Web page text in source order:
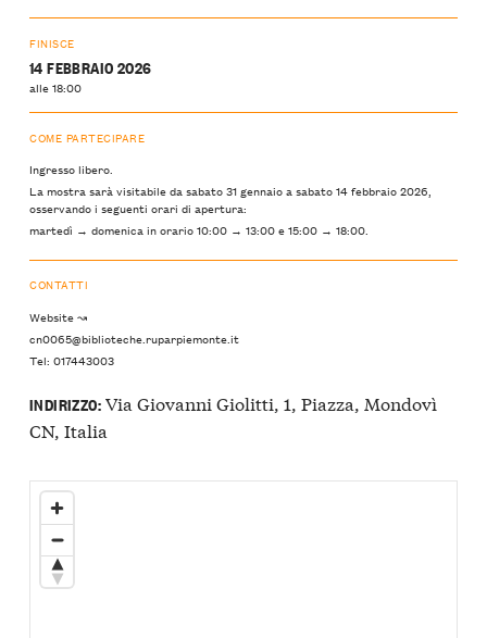
FINISCE
14 FEBBRAIO 2026
alle 18:00
COME PARTECIPARE
Ingresso libero.
La mostra sarà visitabile da sabato 31 gennaio a sabato 14 febbraio 2026,
osservando i seguenti orari di apertura:
martedì → domenica in orario 10:00 → 13:00 e 15:00 → 18:00.
CONTATTI
Website ↝
cn0065@biblioteche.ruparpiemonte.it
Tel: 017443003
INDIRIZZO:Via Giovanni Giolitti, 1, Piazza, Mondovì
CN, Italia